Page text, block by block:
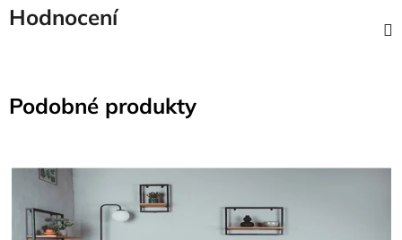
Hodnocení
Podobné produkty